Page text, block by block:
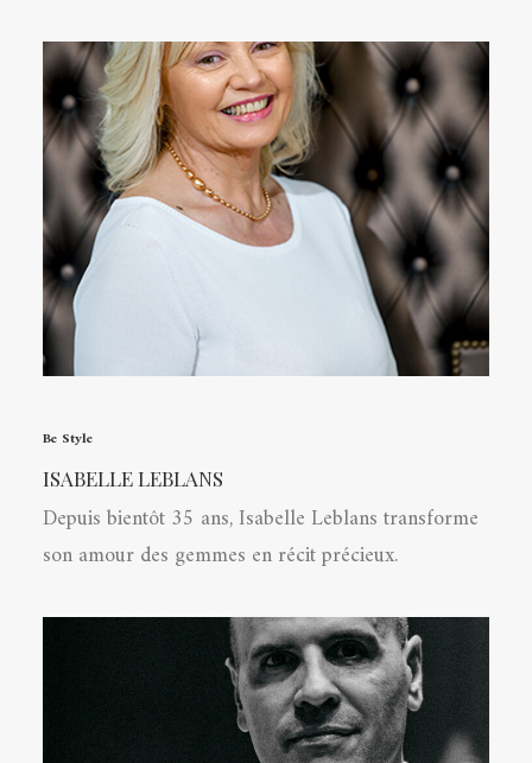
Be Style
ISABELLE LEBLANS
Depuis bientôt 35 ans, Isabelle Leblans transforme
son amour des gemmes en récit précieux.